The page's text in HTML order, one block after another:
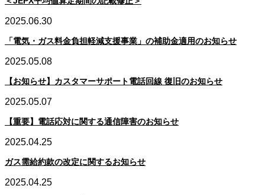
2025.06.30
「電気・ガス料金負担軽減支援事業」の補助金適用のお知らせ
2025.05.08
【お知らせ】カスタマーサポート電話回線 復旧のお知らせ
2025.05.07
【重要】電話応対に関する通信障害のお知らせ
2025.04.25
ガス需給約款の改定に関するお知らせ
2025.04.25